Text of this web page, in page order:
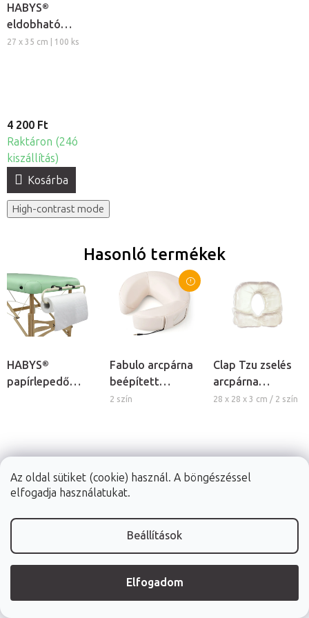
Az oldal sütiket (cookie) használ. A böngészéssel
elfogadja használatukat.
Beállítások
Elfogadom
HABYS®
eldobható
arclyuk kendő
27 x 35 cm | 100 ks
4 200 Ft
Raktáron (24ó
kiszállítás)
Kosárba
High-contrast mode
Hasonló termékek
HABYS®
papírlepedő
16 300 Ft
Raktáron (24ó
kiszállítás)
Fabulo arcpárna
beépített
hangszóróval
2 szín
16 970 Ft
Raktáron (24ó
kiszállítás)
Kosárba
Clap Tzu zselés
arcpárna
masszázságyra
28 x 28 x 3 cm / 2 szín
16 490 Ft
kiszállítás)